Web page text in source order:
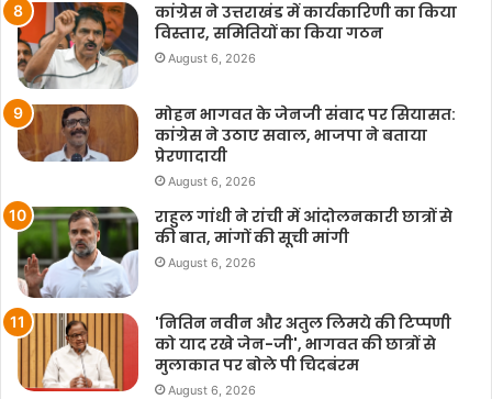
सुरक्षित पीने का पानी, बच्चों और मजदूरों के लिए छाया और प्राथमिक उपचार
की सुविधा उपलब्ध होगी।
प्रश्न 22: क्या खेती के व्यस्त मौसम में काम जारी रहेगा?
नहीं। बुवाई और कटाई जैसे व्यस्त कृषि मौसम में राज्य सरकारें काम रोकने
की अवधि तय कर सकेंगी।
प्रश्न 23: यदि काम गांव से 5 किलोमीटर दूर मिला तो क्या होगा?
5 किलोमीटर से ज्यादा दूरी पर काम मिलने पर मजदूरों को 10 प्रतिशत
अतिरिक्त मजदूरी यात्रा और रहने के खर्च के लिए मिलेगी।
प्रश्न 24: जिला स्तर पर योजना कौन लागू करेगा?
कांग्रेस ने उत्तराखंड में कार्यकारिणी का किया
विस्तार, समितियों का किया गठन
August 6, 2026
मोहन भागवत के जेनजी संवाद पर सियासत:
कांग्रेस ने उठाए सवाल, भाजपा ने बताया
प्रेरणादायी
August 6, 2026
राहुल गांधी ने रांची में आंदोलनकारी छात्रों से
की बात, मांगों की सूची मांगी
August 6, 2026
'नितिन नवीन और अतुल लिमये की टिप्पणी
को याद रखे जेन-जी', भागवत की छात्रों से
मुलाकात पर बोले पी चिदबंरम
August 6, 2026